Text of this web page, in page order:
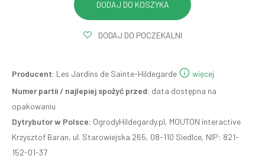
DODAJ DO POCZEKALNI
Producent: Les Jardins de Sainte-Hildegarde
więcej
Numer partii / najlepiej spożyć przed: data dostępna na
opakowaniu
Dytrybutor w Polsce: OgrodyHildegardy.pl, MOUTON interactive
Krzysztof Baran, ul. Starowiejska 265, 08-110 Siedlce, NIP: 821-
152-01-37